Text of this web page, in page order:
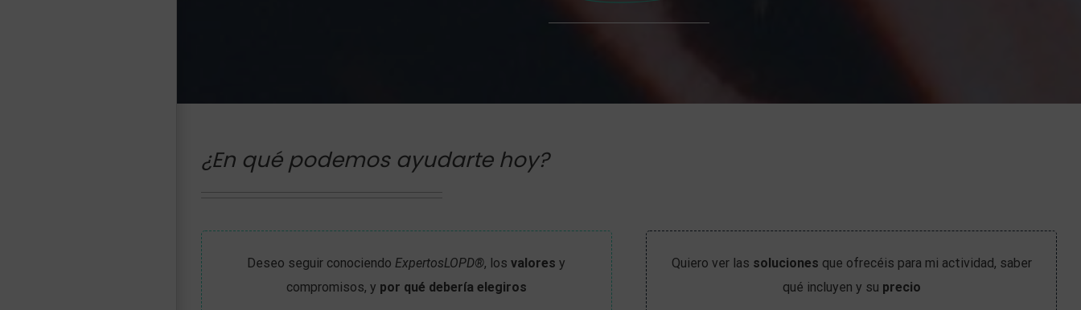
¿En qué podemos ayudarte hoy?
Deseo seguir conociendo ExpertosLOPD®, losvalores y
compromisos, y por qué debería elegiros
Quiero ver las soluciones que ofrecéis para mi actividad, saber
qué incluyen y su precio